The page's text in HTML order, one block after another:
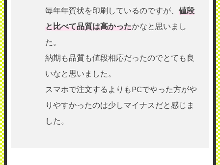
毎年年賀状を印刷しているのですが、 値段
と比べて品質は高かったかなと思いまし
た。
納期も品質も値段相応だったのでとても良
いなと思いました。
スマホで注文するよりもPCでやった方がや
りやすかったのは少しマイナスだと感じま
した。